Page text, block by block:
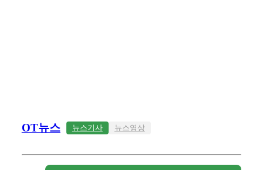
공지사항 급여 가이드라인 정리 (24.10.04 업데이트)
ver . 2
OT뉴스 뉴스기사 뉴스영상